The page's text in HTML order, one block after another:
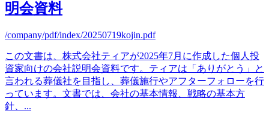
明会資料
/company/pdf/index/20250719kojin.pdf
この文書は、株式会社ティアが2025年7月に作成した個人投
資家向けの会社説明会資料です。ティアは「ありがとう」と
言われる葬儀社を目指し、葬儀施行やアフターフォローを行
っています。文書では、会社の基本情報、戦略の基本方
針、 ...